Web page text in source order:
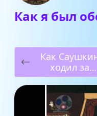
Как я был
Как
ходил за
спичками